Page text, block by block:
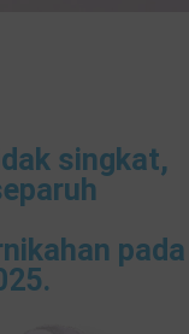
singkat,
pada